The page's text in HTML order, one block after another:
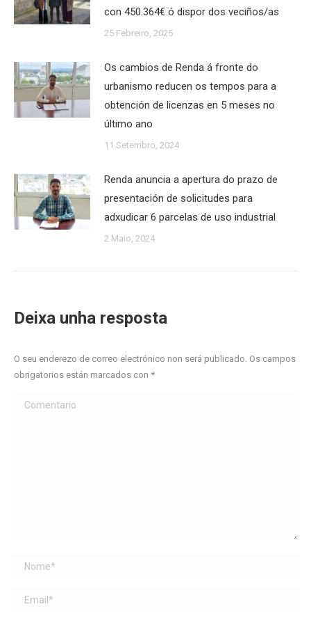
con 450.364€ ó dispor dos veciños/as
25 Febreiro, 2025
Os cambios de Renda á fronte do
urbanismo reducen os tempos para a
obtención de licenzas en 5 meses no
último ano
11 Setembro, 2024
Renda anuncia a apertura do prazo de
presentación de solicitudes para
adxudicar 6 parcelas de uso industrial
2 Maio, 2024
Deixa unha resposta
O seu enderezo de correo electrónico non será publicado. Os campos
obrigatorios están marcados con *
Comentario
Name *
Email *